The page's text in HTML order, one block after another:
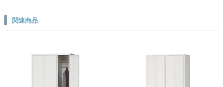
関連商品